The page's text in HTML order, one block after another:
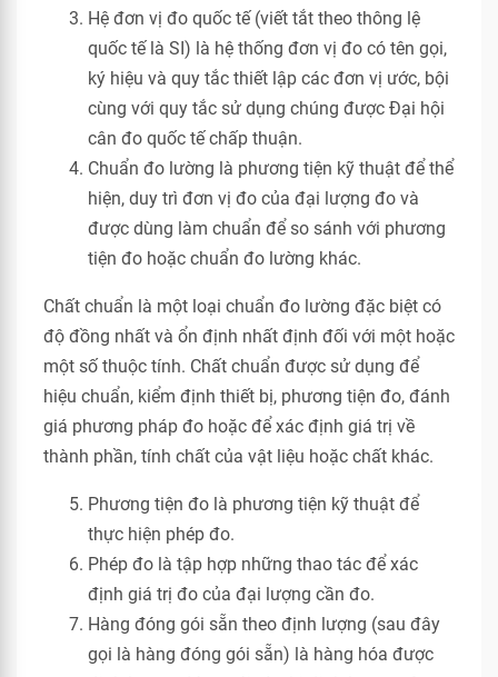
Hệ đơn vị đo quốc tế (viết tắt theo thông lệ
quốc tế là SI) là hệ thống đơn vị đo có tên gọi,
ký hiệu và quy tắc thiết lập các đơn vị ước, bội
cùng với quy tắc sử dụng chúng được Đại hội
cân đo quốc tế chấp thuận.
Chuẩn đo lường là phương tiện kỹ thuật để thể
hiện, duy trì đơn vị đo của đại lượng đo và
được dùng làm chuẩn để so sánh với phương
tiện đo hoặc chuẩn đo lường khác.
Chất chuẩn là một loại chuẩn đo lường đặc biệt có
độ đồng nhất và ổn định nhất định đối với một hoặc
một số thuộc tính. Chất chuẩn được sử dụng để
hiệu chuẩn, kiểm định thiết bị, phương tiện đo, đánh
giá phương pháp đo hoặc để xác định giá trị về
thành phần, tính chất của vật liệu hoặc chất khác.
Phương tiện đo là phương tiện kỹ thuật để
thực hiện phép đo.
Phép đo là tập hợp những thao tác để xác
định giá trị đo của đại lượng cần đo.
Hàng đóng gói sẵn theo định lượng (sau đây
gọi là hàng đóng gói sẵn) là hàng hóa được